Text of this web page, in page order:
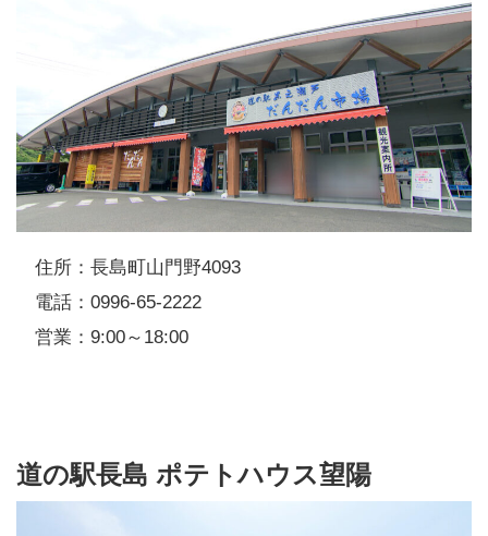
住所：長島町山門野4093
電話：0996-65-2222
営業：9:00～18:00
道の駅長島 ポテトハウス望陽